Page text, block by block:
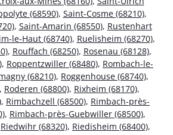
(68590), Saint-Cosme (68210),
, Saint-Amarin (68550), Rustenhart
le-Haut (68740), Ruelisheim (68270),
, Rouffach (68250), Rosenau (68128),
, Roppentzwiller (68480), Rombach-le-
(68210), Roggenhouse (68740),
, Roderen (68800), Rixheim (68170),
, Rimbachzell (68500), Rimbach-près-
, Rimbach-près-Guebwiller (68500),
Riedwihr (68320), Riedisheim (68400),